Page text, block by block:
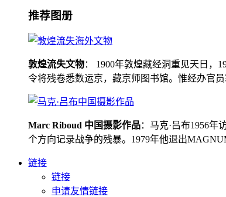
推荐图册
敦煌流失文物： 1900年敦煌藏经洞重见天日，
令将残卷悉数运京，藏京师图书馆。惟经办官
Marc Riboud 中国摄影作品：马克·吕布1956
个方向记录战争的残暴。1979年他退出
链接
链接
申请友情链接